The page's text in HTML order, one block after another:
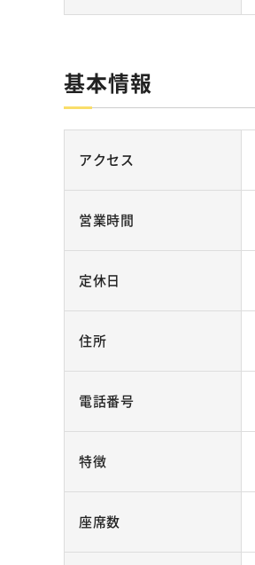
基本情報
アクセス
営業時間
定休日
住所
電話番号
特徴
座席数